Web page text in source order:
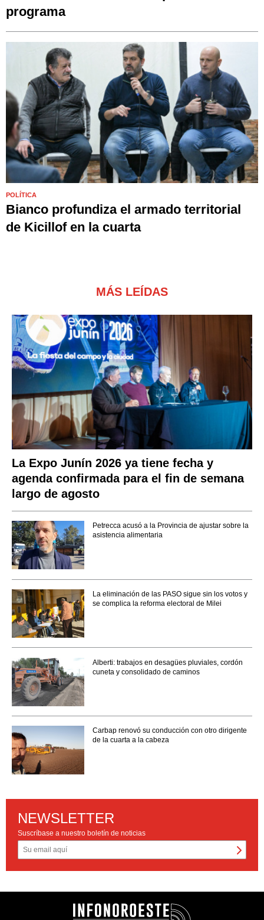
programa
POLÍTICA
Bianco profundiza el armado territorial
de Kicillof en la cuarta
MÁS LEÍDAS
La Expo Junín 2026 ya tiene fecha y
agenda confirmada para el fin de semana
largo de agosto
Petrecca acusó a la Provincia de ajustar sobre la
asistencia alimentaria
La eliminación de las PASO sigue sin los votos y
se complica la reforma electoral de Milei
Alberti: trabajos en desagües pluviales, cordón
cuneta y consolidado de caminos
Carbap renovó su conducción con otro dirigente
de la cuarta a la cabeza
NEWSLETTER
Suscríbase a nuestro boletín de noticias